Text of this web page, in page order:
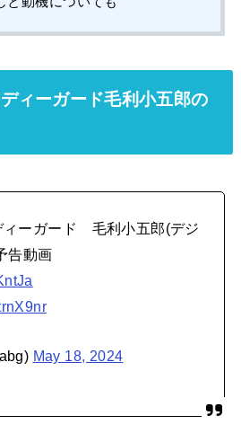
ィーガード毛利小五郎の
ィーガード 毛利小五郎(デジ
告動画
May 18, 2024